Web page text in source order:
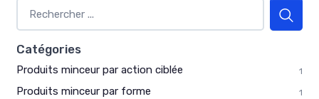
Catégories
Produits minceur par action ciblée 1
Produits minceur par forme 1